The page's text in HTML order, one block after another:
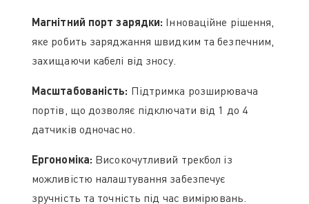
Магнітний порт зарядки: Інноваційне рішення,
яке робить заряджання швидким та безпечним,
захищаючи кабелі від зносу.
Масштабованість: Підтримка розширювача
портів, що дозволяє підключати від 1 до 4
датчиків одночасно.
Ергономіка: Високочутливий трекбол із
можливістю налаштування забезпечує
зручність та точність під час вимірювань.